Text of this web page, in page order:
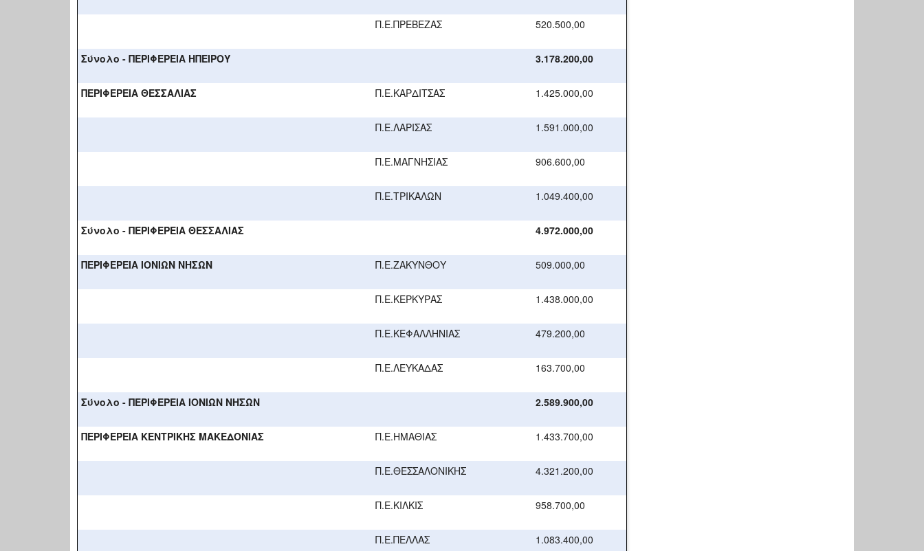
Π.Ε.ΠΡΕΒΕΖΑΣ 520.500,00
Σύνολο - ΠΕΡΙΦΕΡΕΙΑ ΗΠΕΙΡΟΥ 3.178.200,00
ΠΕΡΙΦΕΡΕΙΑ ΘΕΣΣΑΛΙΑΣ Π.Ε.ΚΑΡΔΙΤΣΑΣ 1.425.000,00
Π.Ε.ΛΑΡΙΣΑΣ 1.591.000,00
Π.Ε.ΜΑΓΝΗΣΙΑΣ 906.600,00
Π.Ε.ΤΡΙΚΑΛΩΝ 1.049.400,00
Σύνολο - ΠΕΡΙΦΕΡΕΙΑ ΘΕΣΣΑΛΙΑΣ 4.972.000,00
ΠΕΡΙΦΕΡΕΙΑ ΙΟΝΙΩΝ ΝΗΣΩΝ Π.Ε.ΖΑΚΥΝΘΟΥ 509.000,00
Π.Ε.ΚΕΡΚΥΡΑΣ 1.438.000,00
Π.Ε.ΚΕΦΑΛΛΗΝΙΑΣ 479.200,00
Π.Ε.ΛΕΥΚΑΔΑΣ 163.700,00
Σύνολο - ΠΕΡΙΦΕΡΕΙΑ ΙΟΝΙΩΝ ΝΗΣΩΝ 2.589.900,00
ΠΕΡΙΦΕΡΕΙΑ ΚΕΝΤΡΙΚΗΣ ΜΑΚΕΔΟΝΙΑΣ Π.Ε.ΗΜΑΘΙΑΣ 1.433.700,00
Π.Ε.ΘΕΣΣΑΛΟΝΙΚΗΣ 4.321.200,00
Π.Ε.ΚΙΛΚΙΣ 958.700,00
Π.Ε.ΠΕΛΛΑΣ 1.083.400,00